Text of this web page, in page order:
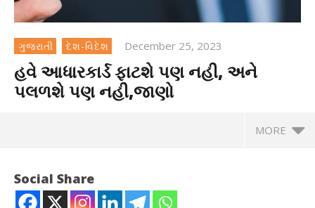
ગુજરાતી દેશ-વિદેશ December 25, 2023
હવે આધારકાર્ડ ફાટશે પણ નહી, અને
પલળશે પણ નહી,જાણો
MORE
Social Share